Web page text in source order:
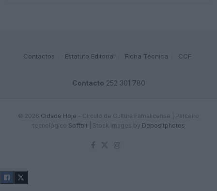
Contactos Estatuto Editorial Ficha Técnica CCF
Contacto 252 301 780
© 2026 Cidade Hoje - Circulo de Cultura Famalicense | Parceiro
tecnológico Softbit Stock images by Depositphotos